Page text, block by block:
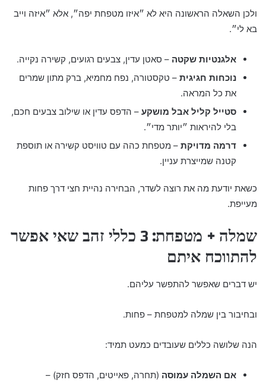
ולכן השאלה הראשונה היא לא ״איזו מטפחת יפה״, אלא ״איזה וייב
בא לי״.
אלגנטיות שקטה – סאטן עדין, צבעים רגועים, קשירה נקייה.
נוכחות חגיגית – טקסטורה, נפח מחמיא, ברק מתון שמרים
את כל המראה.
סטייל קליל אבל מושקע – הדפס עדין או שילוב צבעים חכם,
בלי להיראות ״יותר מדי״.
דרמה מדויקת – מטפחת כהה עם טוויסט קשירה או תוספת
קטנה שמייצרת עניין.
כשאת יודעת מה את רוצה לשדר, הבחירה נהיית חצי דרך פחות
מעייפת.
שמלה + מטפחת: 3 כללי זהב שאי אפשר
להתווכח איתם
יש דברים שאפשר להתפשר עליהם.
ובחיבור בין שמלה למטפחת – פחות.
הנה שלושה כללים שעובדים כמעט תמיד:
אם השמלה עמוסה (תחרה, פאייטים, הדפס חזק) –